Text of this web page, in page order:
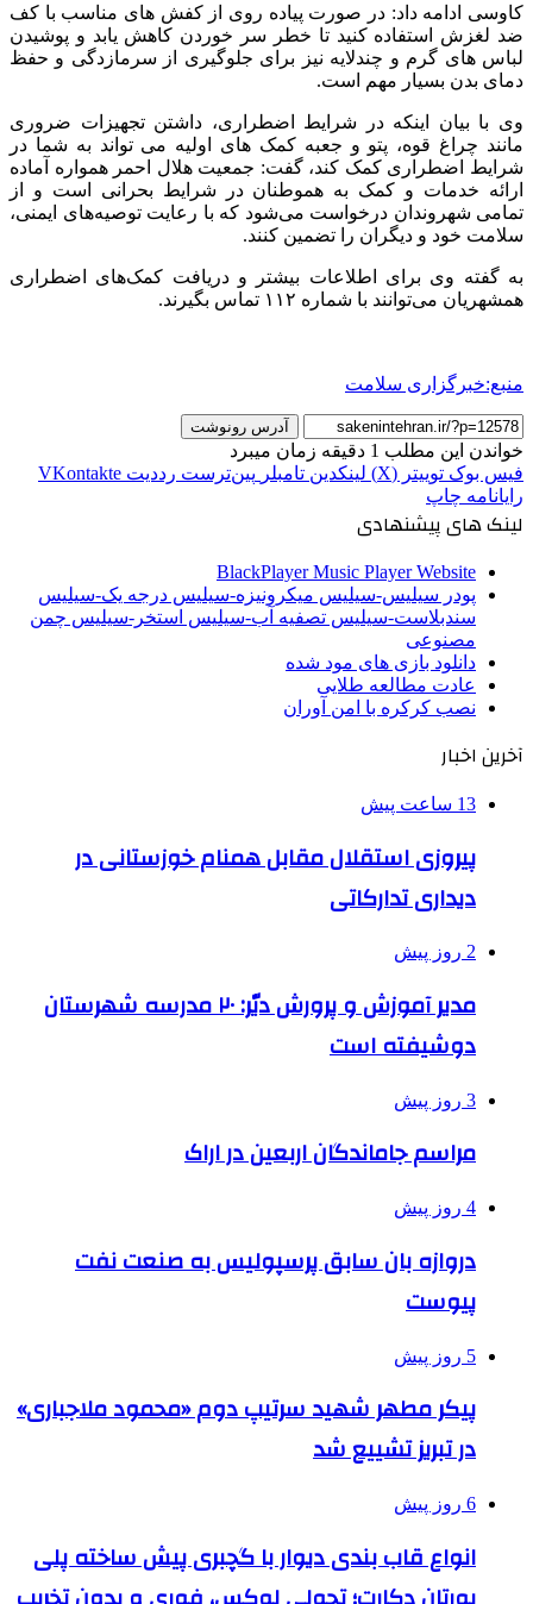
کاوسی ادامه داد: در صورت پیاده روی از کفش های مناسب با کف
ضد لغزش استفاده کنید تا خطر سر خوردن کاهش یابد و پوشیدن
لباس های گرم و چندلایه نیز برای جلوگیری از سرمازدگی و حفظ
دمای بدن بسیار مهم است.
وی با بیان اینکه در شرایط اضطراری، داشتن تجهیزات ضروری
مانند چراغ قوه، پتو و جعبه کمک های اولیه می تواند به شما در
شرایط اضطراری کمک کند، گفت: جمعیت هلال احمر همواره آماده
ارائه خدمات و کمک به هموطنان در شرایط بحرانی است و از
تمامی شهروندان درخواست می‌شود که با رعایت توصیه‌های ایمنی،
سلامت خود و دیگران را تضمین کنند.
به گفته وی برای اطلاعات بیشتر و دریافت کمک‌های اضطراری
همشهریان می‌توانند با شماره ۱۱۲ تماس بگیرند.
منبع:خبرگزاری سلامت
آدرس رونوشت
خواندن این مطلب 1 دقیقه زمان میبرد
فیس بوک توییتر (X) لینکدین ‫تامبلر ‫پین‌ترست ‫رددیت ‫VKontakte
رایانامه چاپ
لینک های پیشنهادی
BlackPlayer Music Player Website
پودر سیلیس-سیلیس میکرونیزه-سیلیس درجه یک-سیلیس
سندبلاست-سیلیس تصفیه آب-سیلیس استخر-سیلیس چمن
مصنوعی
دانلود بازی های مود شده
عادت مطالعه طلایی
نصب کرکره با امن آوران
آخرین اخبار
13 ساعت پیش
پیروزی استقلال مقابل همنام خوزستانی در
دیداری تدارکاتی
2 روز پیش
مدیر آموزش و پرورش دیّر: ۲۰ مدرسه شهرستان
دوشیفته است
3 روز پیش
مراسم جاماندگان اربعین در اراک
4 روز پیش
دروازه بان سابق پرسپولیس به صنعت نفت
پیوست
5 روز پیش
پیکر مطهر شهید سرتیپ دوم «محمود ملاجباری»
در تبریز تشییع شد
6 روز پیش
انواع قاب بندی دیوار با گچبری پیش ساخته پلی